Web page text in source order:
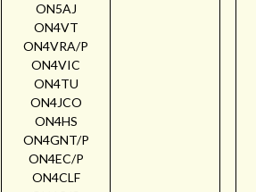
ON5AJ
ON4VT
ON4VRA/P
ON4VIC
ON4TU
ON4JCO
ON4HS
ON4GNT/P
ON4EC/P
ON4CLF